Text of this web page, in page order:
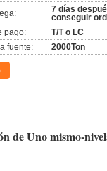
7 días
conseguir
pago:
T/T o LC
fuente:
2000Ton
de Uno mismo-